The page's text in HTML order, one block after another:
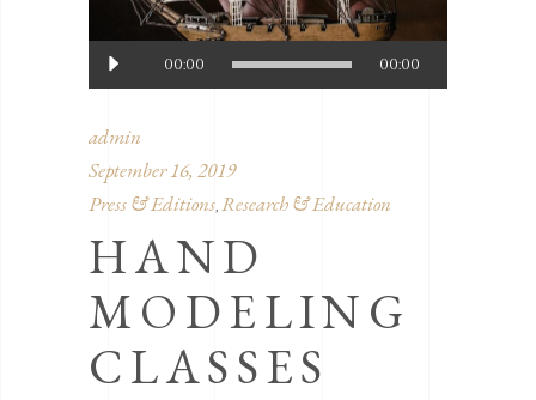
Audio
Player
00:00 00:00
admin
September 16, 2019
Press & Editions, Research & Education
HAND
MODELING
CLASSES